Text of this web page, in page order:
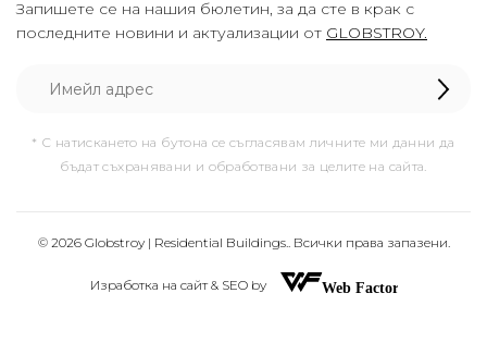
Запишете се на нашия бюлетин, за да сте в крак с
последните новини и актуализации от GLOBSTROY.
* С натискането на бутона се съгласявам личните ми данни да
бъдат съхранявани и обработвани за целите на сайта.
© 2026 Globstroy | Residential Buildings.. Всички права запазени.
Изработка на сайт & SEO by